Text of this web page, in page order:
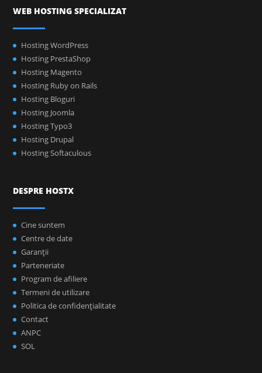
WEB HOSTING SPECIALIZAT
Hosting WordPress
Hosting PrestaShop
Hosting Magento
Hosting Ruby on Rails
Hosting Bloguri
Hosting Joomla
Hosting Typo3
Hosting Drupal
Hosting Softaculous
DESPRE HOSTX
Cine suntem
Centre de date
Garanţii
Parteneriate
Program de afiliere
Termeni de utilizare
Politica de confidenţialitate
Contact
ANPC
SOL